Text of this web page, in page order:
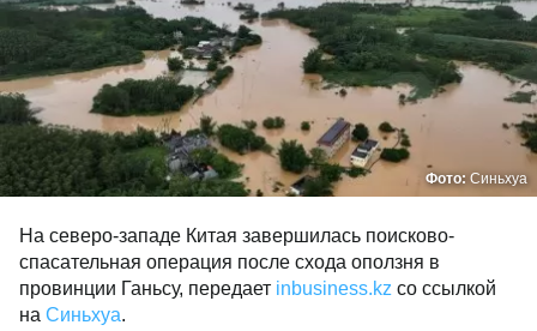
Фото: Синьхуа
На северо-западе Китая завершилась поисково-
спасательная операция после схода оползня в
провинции Ганьсу, передает inbusiness.kz со ссылкой
на Синьхуа.